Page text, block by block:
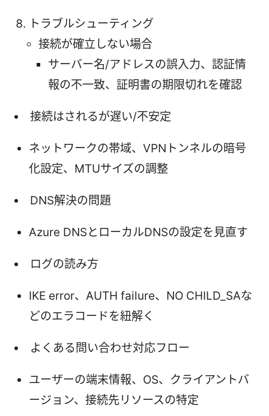
トラブルシューティング
接続が確立しない場合
サーバー名/アドレスの誤入力、認証情
報の不一致、証明書の期限切れを確認
接続はされるが遅い/不安定
ネットワークの帯域、VPNトンネルの暗号
化設定、MTUサイズの調整
DNS解決の問題
Azure DNSとローカルDNSの設定を見直す
ログの読み方
IKE error、AUTH failure、NO CHILD_SAな
どのエラコードを紐解く
よくある問い合わせ対応フロー
ユーザーの端末情報、OS、クライアントバ
ージョン、接続先リソースの特定